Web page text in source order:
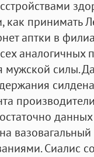
как принимать
аптки в
аналогичных
силы.
производители
Сиалис